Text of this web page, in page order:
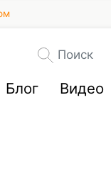
Поиск
Блог Видео